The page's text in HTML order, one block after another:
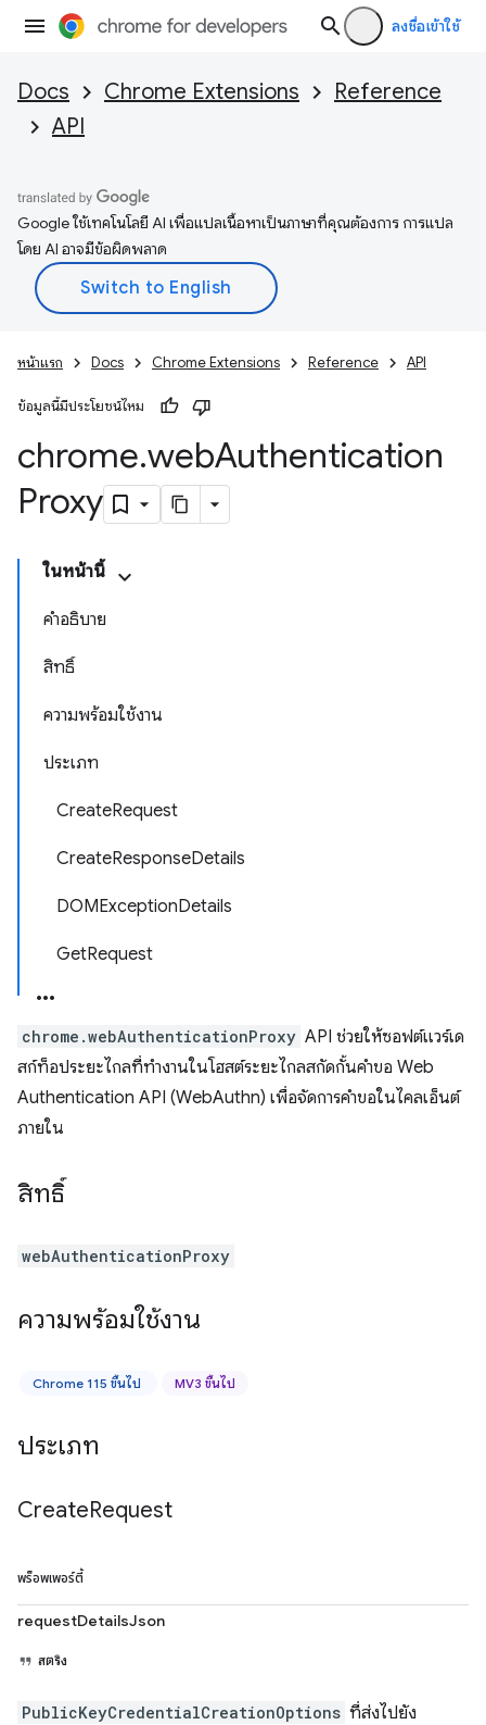
ลงชื่อเข้าใช้
Docs Chrome Extensions
Reference
API
Google ใช้เทคโนโลยี AI เพื่อแปลเนื้อหาเป็นภาษาที่คุณต้องการ การแปล
โดย AI อาจมีข้อผิดพลาด
หน้าแรก Docs Chrome Extensions Reference API
ข้อมูลนี้มีประโยชน์ไหม
chrome.webAuthentication
Proxy
ในหน้านี้
คำอธิบาย
สิทธิ์
ความพร้อมใช้งาน
ประเภท
CreateRequest
CreateResponseDetails
DOMExceptionDetails
GetRequest
chrome.webAuthenticationProxy API ช่วยให้ซอฟต์แวร์เด
สก์ท็อประยะไกลที่ทำงานในโฮสต์ระยะไกลสกัดกั้นคำขอ Web
Authentication API (WebAuthn) เพื่อจัดการคำขอในไคลเอ็นต์
ภายใน
สิทธิ์
webAuthenticationProxy
ความพร้อมใช้งาน
Chrome 115 ขึ้นไป MV3 ขึ้นไป
ประเภท
CreateRequest
พร็อพเพอร์ตี้
requestDetailsJson
สตริง
PublicKeyCredentialCreationOptions ที่ส่งไปยัง